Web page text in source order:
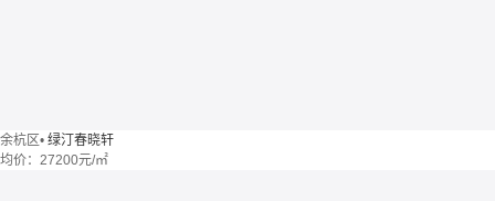
余杭区• 绿汀春晓轩
均价： 27200元/㎡